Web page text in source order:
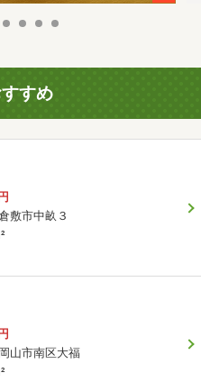
すめ
敷市中畝３
山市南区大福